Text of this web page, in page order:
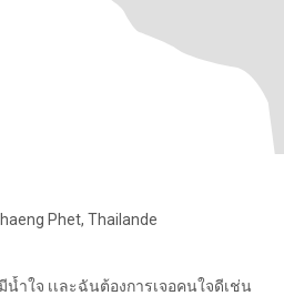
Phet, Thailande
ำใจ เเละฉันต้องการเจอคนใจดีเช่น